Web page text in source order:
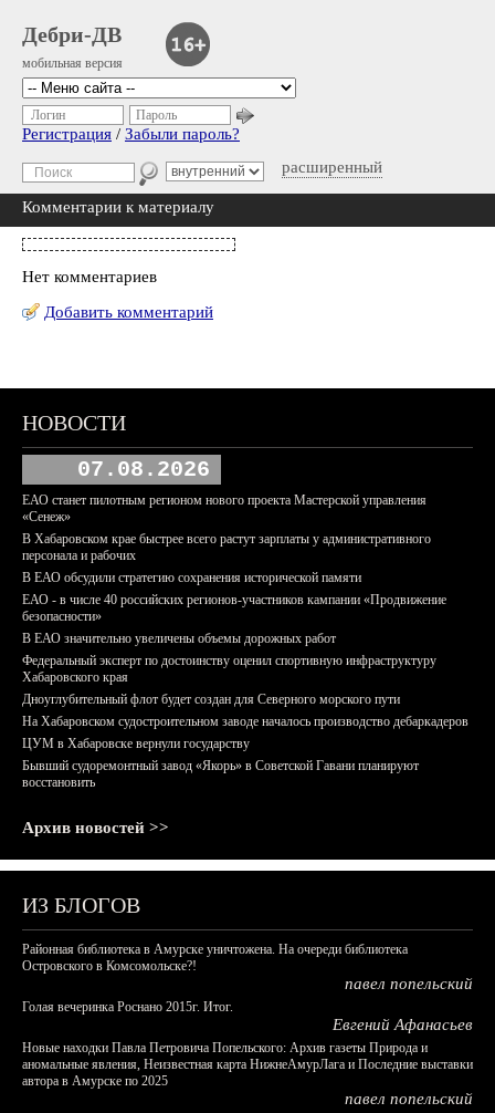
Дебри-ДВ
мобильная версия
расширенный
Логин Пароль
Регистрация / Забыли пароль?
Комментарии к материалу
Нет комментариев
Добавить комментарий
НОВОСТИ
07.08.2026
ЕАО станет пилотным регионом нового проекта Мастерской управления
«Сенеж»
В Хабаровском крае быстрее всего растут зарплаты у административного
персонала и рабочих
В ЕАО обсудили стратегию сохранения исторической памяти
ЕАО - в числе 40 российских регионов-участников кампании «Продвижение
безопасности»
В ЕАО значительно увеличены объемы дорожных работ
Федеральный эксперт по достоинству оценил спортивную инфраструктуру
Хабаровского края
Дноуглубительный флот будет создан для Северного морского пути
На Хабаровском судостроительном заводе началось производство дебаркадеров
ЦУМ в Хабаровске вернули государству
Бывший судоремонтный завод «Якорь» в Советской Гавани планируют
восстановить
Архив новостей >>
ИЗ БЛОГОВ
Районная библиотека в Амурске уничтожена. На очереди библиотека
Островского в Комсомольске?!
павел попельский
Голая вечеринка Роснано 2015г. Итог.
Евгений Афанасьев
Новые находки Павла Петровича Попельского: Архив газеты Природа и
аномальные явления, Неизвестная карта НижнеАмурЛага и Последние выставки
автора в Амурске по 2025
павел попельский